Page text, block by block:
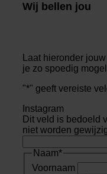
Wij bellen jou
Laat hieronder
je zo spoedig
"*" geeft vereiste
Instagram
Dit veld is bedoeld
niet worden
Naam*
Voornaam